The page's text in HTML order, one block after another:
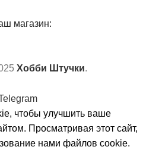
магазин:
Хобби Штучки.
чтобы улучшить ваше
Просматривая этот сайт,
нами файлов cookie.